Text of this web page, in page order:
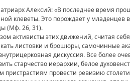
Алексий: «В последнее время
клеветы. Это порождает у младенцев
(Мф. 26, 31).
активисты этих движений, считая
листовки и брошюры, самочинные
дискуссия. Все более
старчество иерархии, белое
провести ревизию